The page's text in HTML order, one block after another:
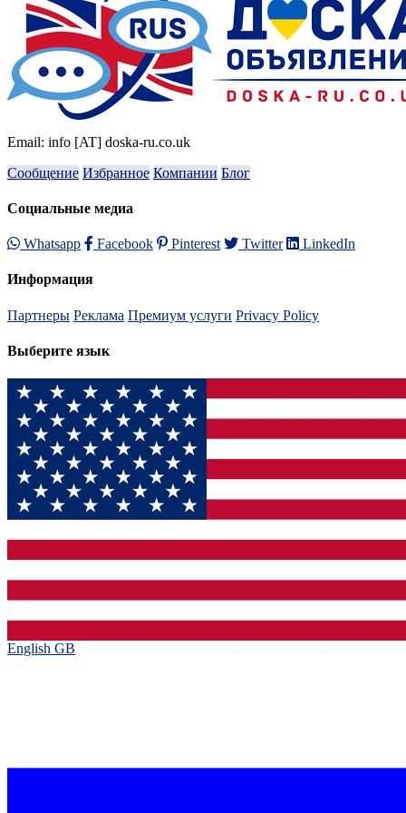
Email: info [AT] doska-ru.co.uk
Сообщение Избранное Компании Блог
Социальные медиа
Whatsapp Facebook Pinterest Twitter LinkedIn
Информация
Партнеры Реклама Премиум услуги Privacy Policy
Выберите язык
English GB‎